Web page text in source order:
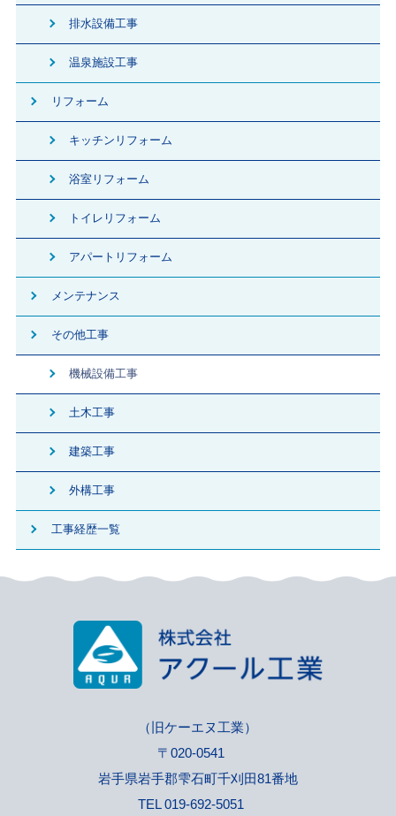
排水設備工事
温泉施設工事
リフォーム
キッチンリフォーム
浴室リフォーム
トイレリフォーム
アパートリフォーム
メンテナンス
その他工事
機械設備工事
土木工事
建築工事
外構工事
工事経歴一覧
（旧ケーエヌ工業）
〒020-0541
岩手県岩手郡雫石町千刈田81番地
TEL 019-692-5051